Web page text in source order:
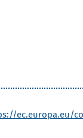
ec.europa.eu/